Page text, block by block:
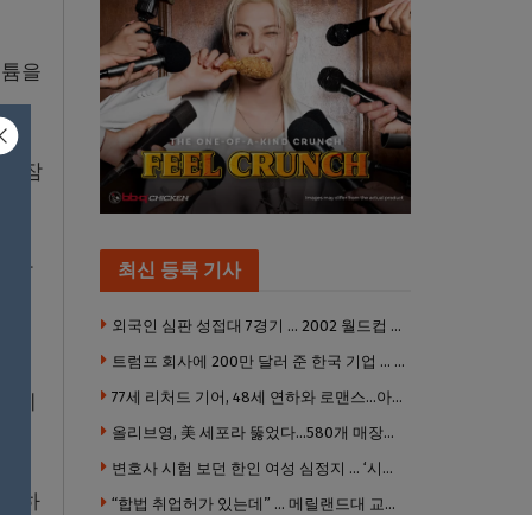
을
잠
남
이
하
최신 등록 기사
외국인 심판 성접대 7경기 … 2002 월드컵 4강 신화도 흔들
트럼프 회사에 200만 달러 준 한국 기업 … 민주당 뇌물의혹 조사
77세 리처드 기어, 48세 연하와 로맨스…아들과 3살 차
올리브영, 美 세포라 뚫었다…580개 매장에 ‘K뷰티에딧’ 론칭
변호사 시험 보던 한인 여성 심정지 … ‘시험장측 대응 부적절’ 소송
“합법 취업허가 있는데” … 메릴랜드대 교수, 공항서 ICE에 체포, 구금 중